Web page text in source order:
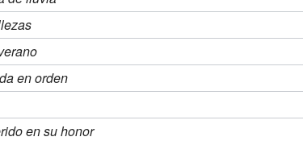
en orden
en su honor